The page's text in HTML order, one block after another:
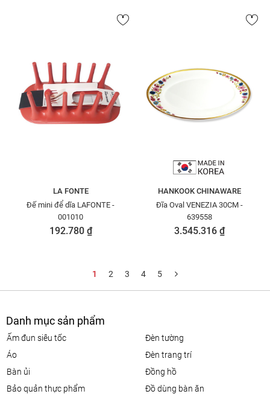
LA FONTE
Đế mini để dĩa LAFONTE -
001010
192.780 ₫
HANKOOK CHINAWARE
Đĩa Oval VENEZIA 30CM -
639558
3.545.316 ₫
1 2 3 4 5
Danh mục sản phẩm
ấm đun siêu tốc
áo
bàn ủi
bảo quản thực phẩm
đèn tường
đèn trang trí
đồng hồ
đồ dùng bàn ăn